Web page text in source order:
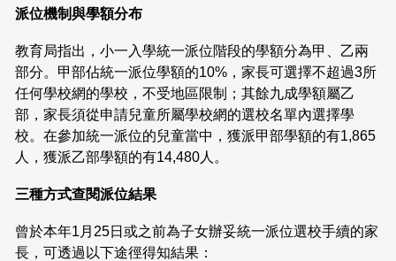
派位機制與學額分布
教育局指出，小一入學統一派位階段的學額分為甲、乙兩
部分。甲部佔統一派位學額的10%，家長可選擇不超過3所
任何學校網的學校，不受地區限制；其餘九成學額屬乙
部，家長須從申請兒童所屬學校網的選校名單內選擇學
校。在參加統一派位的兒童當中，獲派甲部學額的有1,865
人，獲派乙部學額的有14,480人。
三種方式查閱派位結果
曾於本年1月25日或之前為子女辦妥統一派位選校手續的家
長，可透過以下途徑得知結果：